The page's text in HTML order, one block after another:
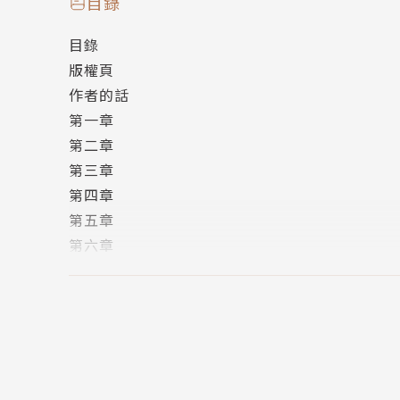
目錄
版權頁
作者的話
第一章
第二章
第三章
第四章
第五章
第六章